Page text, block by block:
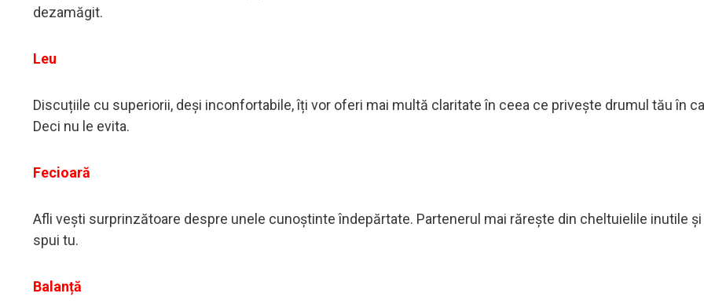
dezamăgit.
Leu
Discuțiile cu superiorii, deși inconfortabile, îți vor oferi mai multă claritate în ceea ce privește drumul tău în
Deci nu le evita.
Fecioară
Afli vești surprinzătoare despre unele cunoștinte îndepărtate. Partenerul mai rărește din cheltuielile inutile
spui tu.
Balanță